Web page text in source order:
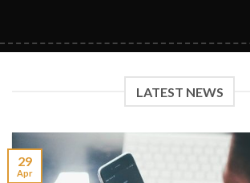
LATEST NEWS
29
Apr